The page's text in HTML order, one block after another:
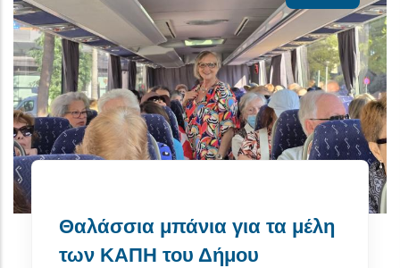
Θαλάσσια μπάνια για τα μέλη
των ΚΑΠΗ του Δήμου